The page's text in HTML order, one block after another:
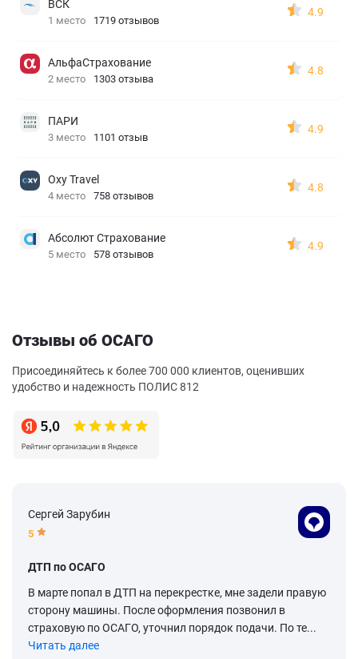
ВСК
1 место 1719 отзывов
4.9
АльфаСтрахование
2 место 1303 отзыва
4.8
ПАРИ
3 место 1101 отзыв
4.9
Oxy Travel
4 место 758 отзывов
4.8
Абсолют Страхование
5 место 578 отзывов
4.9
Отзывы об ОСАГО
Присоединяйтесь к более 700 000 клиентов, оценивших
удобство и надежность ПОЛИС 812
Сергей Зарубин
5
ДТП по ОСАГО
В марте попал в ДТП на перекрестке, мне задели правую
сторону машины. После оформления позвонил в
страховую по ОСАГО, уточнил порядок подачи. По те...
Читать далее